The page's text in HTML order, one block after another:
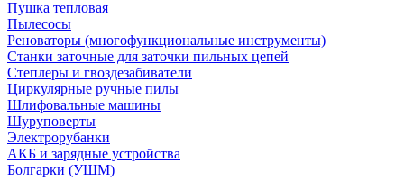
Пушка тепловая
Пылесосы
Реноваторы (многофункциональные инструменты)
Станки заточные для заточки пильных цепей
Степлеры и гвоздезабиватели
Циркулярные ручные пилы
Шлифовальные машины
Шуруповерты
Электрорубанки
АКБ и зарядные устройства
Болгарки (УШМ)